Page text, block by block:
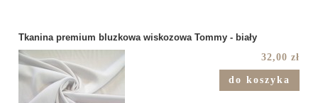
Tkanina premium bluzkowa wiskozowa Tommy - biały
32,00 zł
do koszyka